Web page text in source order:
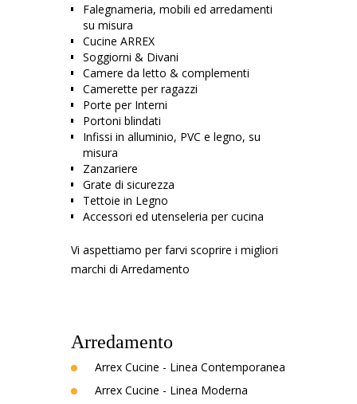
Falegnameria, mobili ed arredamenti
su misura
Cucine ARREX
Soggiorni & Divani
Camere da letto & complementi
Camerette per ragazzi
Porte per Interni
Portoni blindati
Infissi in alluminio, PVC e legno, su
misura
Zanzariere
Grate di sicurezza
Tettoie in Legno
Accessori ed utenseleria per cucina
Vi aspettiamo per farvi scoprire i migliori
marchi di Arredamento
Arredamento
Arrex Cucine - Linea Contemporanea
Arrex Cucine - Linea Moderna